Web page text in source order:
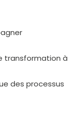
transformation à
des processus